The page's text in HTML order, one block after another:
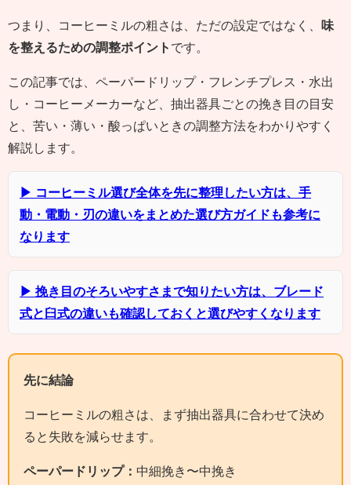
つまり、コーヒーミルの粗さは、ただの設定ではなく、
味
を整えるための調整ポイント です。
この記事では、ペーパードリップ・フレンチプレス・水出
し・コーヒーメーカーなど、抽出器具ごとの挽き目の目安
と、苦い・薄い・酸っぱいときの調整方法をわかりやすく
解説します。
▶ コーヒーミル選び全体を先に整理したい方は、手
動・電動・刃の違いをまとめた選び方ガイドも参考に
なります
▶ 挽き目のそろいやすさまで知りたい方は、ブレード
式と臼式の違いも確認しておくと選びやすくなります
先に結論
コーヒーミルの粗さは、まず抽出器具に合わせて決め
ると失敗を減らせます。
ペーパードリップ： 中細挽き〜中挽き